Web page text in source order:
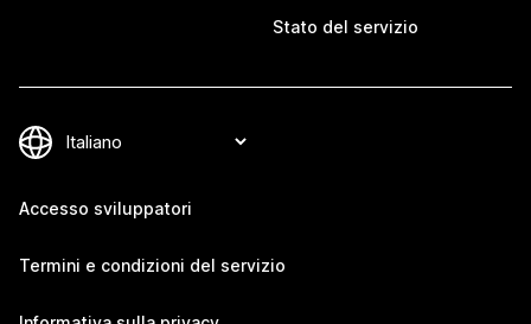
Stato del servizio
Accesso sviluppatori
Termini e condizioni del servizio